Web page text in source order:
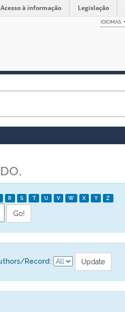
Acesso à informação Legislação
IDIOMAS
R S T U V W X Y Z
Record: